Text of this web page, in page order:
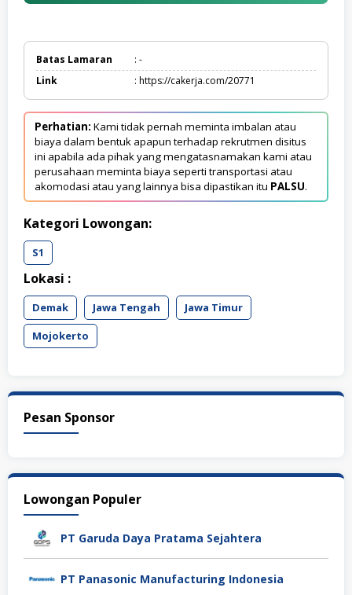
Batas Lamaran
: -
Link
: https://cakerja.com/20771
Perhatian: Kami tidak pernah meminta imbalan atau
biaya dalam bentuk apapun terhadap rekrutmen disitus
ini apabila ada pihak yang mengatasnamakan kami atau
perusahaan meminta biaya seperti transportasi atau
akomodasi atau yang lainnya bisa dipastikan itu PALSU.
Kategori Lowongan:
S1
Lokasi :
Demak Jawa Tengah
Jawa Timur
Mojokerto
Pesan Sponsor
Lowongan Populer
PT Garuda Daya Pratama Sejahtera
PT Panasonic Manufacturing Indonesia